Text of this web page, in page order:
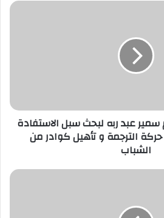
سمير عبد ربه لبحث سبل الاستفادة
الترجمة و تأهيل كوادر من
الشباب